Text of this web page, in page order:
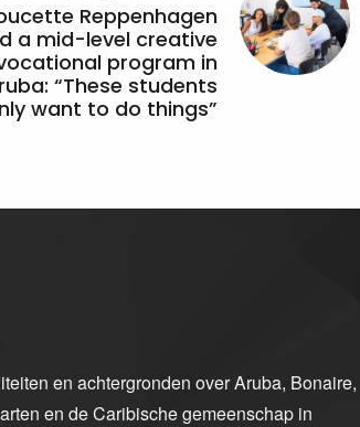
Reppenhagen
a mid-level creative
program in
“These students
want to do things”
en achtergronden over Aruba, Bonaire,
en de Caribische gemeenschap in